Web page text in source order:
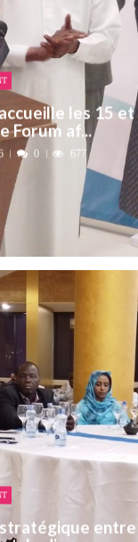
les 15
Forum af...
0 677
entre